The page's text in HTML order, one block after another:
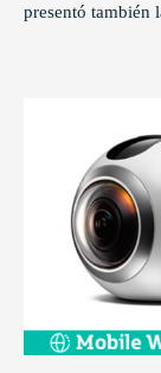
presentó también